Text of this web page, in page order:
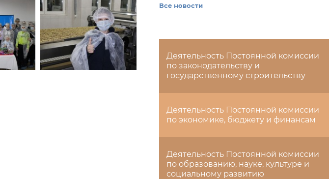
Все новости
Деятельность Постоянной комиссии
по законодательству и
государственному строительству
Деятельность Постоянной комиссии
по экономике, бюджету и финансам
Деятельность Постоянной комиссии
по образованию, науке, культуре и
социальному развитию